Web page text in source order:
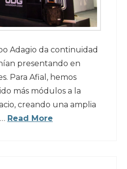
Adagio da continuidad
presentando en
Para Afial, hemos
más módulos a la
creando una amplia
Read More